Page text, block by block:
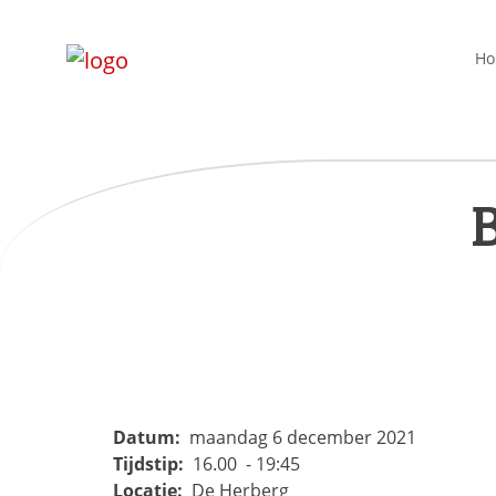
Datum: maandag 6 december 2021
Tijdstip: 16.00 - 19:45
Locatie: De Herberg